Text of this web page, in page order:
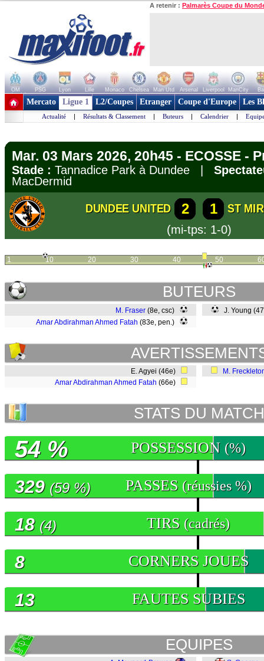
A retenir : Palmarès Coupe du
OM PSG Lyon Lille Monaco Chelsea Man Utd Arsenal Liverpool ManCity
+ de clubs
Mercato Ligue 1 L2/Coupes Etranger Coupe d'Europe Les
Actualité | Résultats & Classement | Buteurs | Calendrier |
Mar. 03 Mars 2026, 20h45 - ECOSSE -
Stade : Tannadice Park à Dundee |
MacDermid
DUNDEE UNITED 2 1
ST
(mi-tps: 1-0)
1 10 20 30 40 50
BUTEURS
M. Fraser (8e, csc)
Amar Abdirahman Ahmed Fatah (83e, pen.)
J. Young
E. Agyei (46e)
Amar Abdirahman Ahmed Fatah (66e)
M.
STATS DU MATCH
POSSESSION (%)
54 %
PASSES (réussies %)
329 (59 %)
TIRS (cadrés)
18 (4)
CORNERS JOUES
8
FAUTES SUBIES
13
EQUIPES